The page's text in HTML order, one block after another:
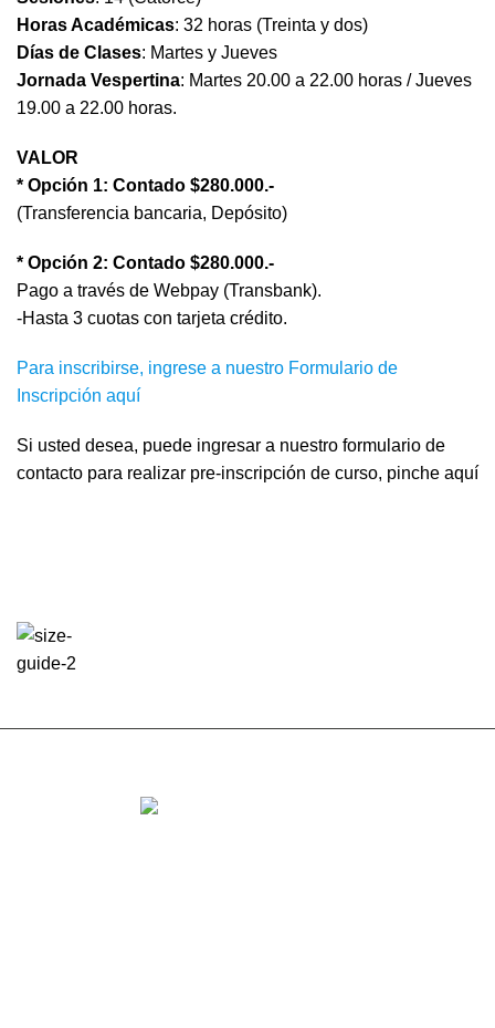
Horas Académicas: 32 horas (Treinta y dos)
Días de Clases: Martes y Jueves
Jornada Vespertina: Martes 20.00 a 22.00 horas / Jueves
19.00 a 22.00 horas.
VALOR
* Opción 1: Contado $280.000.-
(Transferencia bancaria, Depósito)
* Opción 2: Contado $280.000.-
Pago a través de Webpay (Transbank).
-Hasta 3 cuotas con tarjeta crédito.
Para inscribirse, ingrese a nuestro Formulario de
Inscripción aquí
Si usted desea, puede ingresar a nuestro formulario de
contacto para realizar pre-inscripción de curso, pinche aquí